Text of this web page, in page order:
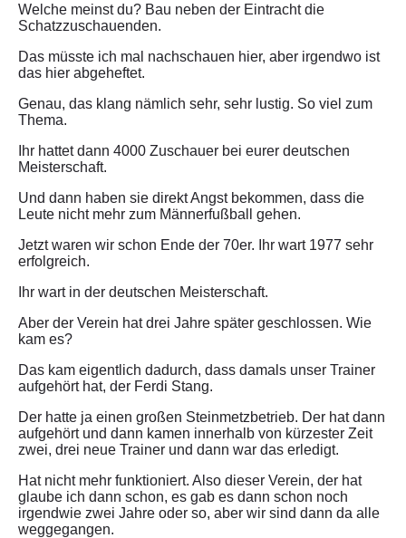
Welche meinst du? Bau neben der Eintracht die
Schatzzuschauenden.
Das müsste ich mal nachschauen hier, aber irgendwo ist
das hier abgeheftet.
Genau, das klang nämlich sehr, sehr lustig. So viel zum
Thema.
Ihr hattet dann 4000 Zuschauer bei eurer deutschen
Meisterschaft.
Und dann haben sie direkt Angst bekommen, dass die
Leute nicht mehr zum Männerfußball gehen.
Jetzt waren wir schon Ende der 70er. Ihr wart 1977 sehr
erfolgreich.
Ihr wart in der deutschen Meisterschaft.
Aber der Verein hat drei Jahre später geschlossen. Wie
kam es?
Das kam eigentlich dadurch, dass damals unser Trainer
aufgehört hat, der Ferdi Stang.
Der hatte ja einen großen Steinmetzbetrieb. Der hat dann
aufgehört und dann kamen innerhalb von kürzester Zeit
zwei, drei neue Trainer und dann war das erledigt.
Hat nicht mehr funktioniert. Also dieser Verein, der hat
glaube ich dann schon, es gab es dann schon noch
irgendwie zwei Jahre oder so, aber wir sind dann da alle
weggegangen.